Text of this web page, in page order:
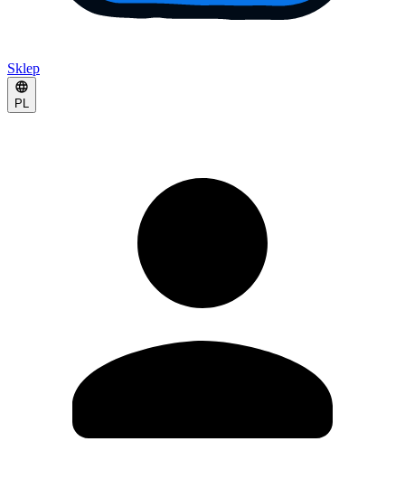
Sklep
PL